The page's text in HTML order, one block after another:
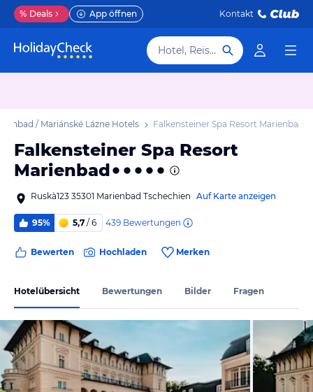
% Deals App öffnen Kontakt
Hotel, Reiseziel
/ Mariánské Lázne Hotels Falkensteiner Spa Resort Marienbad
Falkensteiner Spa Resort
Marienbad
Ruskà123 35301 Marienbad Tschechien Auf Karte anzeigen
95% 5,7 / 6 439 Bewertungen
Bewerten Hochladen Merken
Hotelübersicht Bewertungen Bilder Fragen